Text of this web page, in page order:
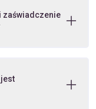
zaświadczenie